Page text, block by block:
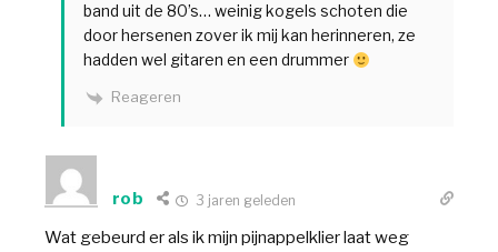
band uit de 80’s… weinig kogels schoten die
door hersenen zover ik mij kan herinneren, ze
hadden wel gitaren en een drummer
Reageren
rob 3 jaren geleden
Wat gebeurd er als ik mijn pijnappelklier laat weg